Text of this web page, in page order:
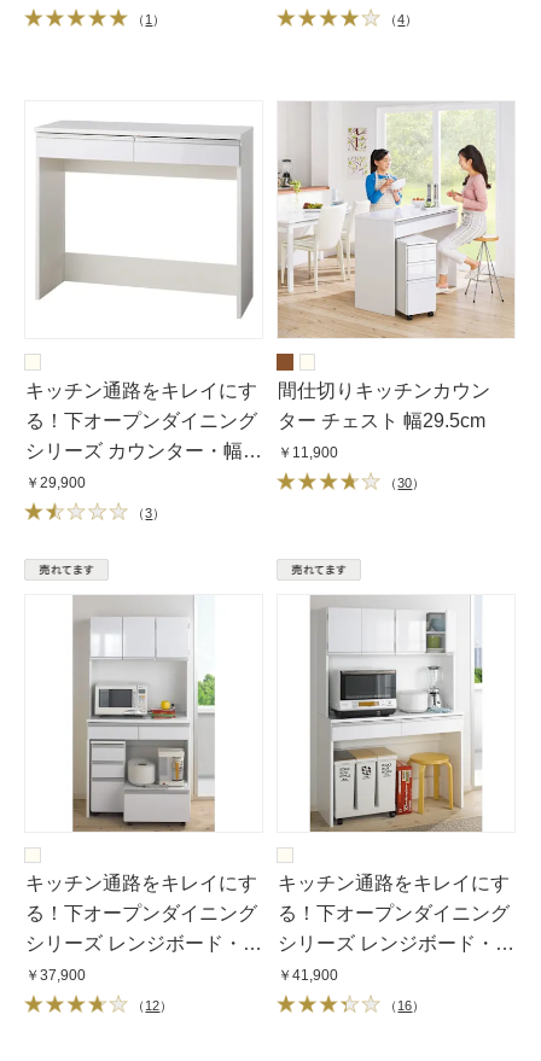
（ 1 ） （4）
キッチン通路をキレイにす
る！下オープンダイニング
シリーズ カウンター・幅
120cm高さ100cm
￥29,900
（3）
間仕切りキッチンカウン
ター チェスト 幅29.5cm
￥11,900
（30）
キッチン通路をキレイにす
る！下オープンダイニング
シリーズ レンジボード・幅
90cm高さ175cm
￥37,900
（ 12）
キッチン通路をキレイにす
る！下オープンダイニング
シリーズ レンジボード・幅
120cm高さ175cm
￥41,900
（ 16）